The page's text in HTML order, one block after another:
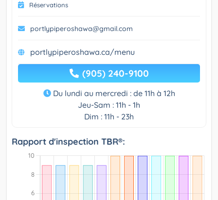
Réservations
portlypiperoshawa@gmail.com
portlypiperoshawa.ca/menu
(905) 240-9100
Du lundi au mercredi : de 11h à 12h
Jeu-Sam : 11h - 1h
Dim : 11h - 23h
Rapport d'inspection TBR®: